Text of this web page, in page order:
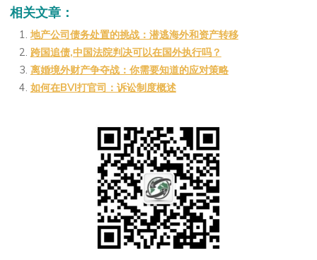
C
h
at
a
W
ei
b
l
b
a
n
y
Li
n
相关文章：
地产公司债务处置的挑战：潜逃海外和资产转移
跨国追债,中国法院判决可以在国外执行吗？
离婚境外财产争夺战：你需要知道的应对策略
如何在BVI打官司：诉讼制度概述